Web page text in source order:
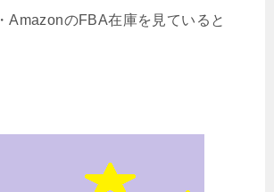
AmazonのFBA在庫を見ていると